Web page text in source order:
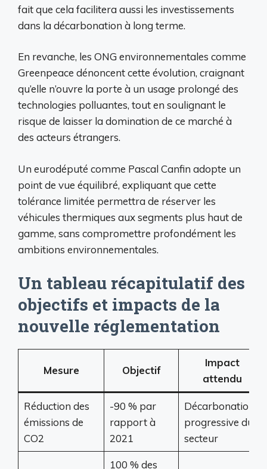
fait que cela facilitera aussi les investissements
dans la décarbonation à long terme.
En revanche, les ONG environnementales comme
Greenpeace dénoncent cette évolution, craignant
qu’elle n’ouvre la porte à un usage prolongé des
technologies polluantes, tout en soulignant le
risque de laisser la domination de ce marché à
des acteurs étrangers.
Un eurodéputé comme Pascal Canfin adopte un
point de vue équilibré, expliquant que cette
tolérance limitée permettra de réserver les
véhicules thermiques aux segments plus haut de
gamme, sans compromettre profondément les
ambitions environnementales.
Un tableau récapitulatif des
objectifs et impacts de la
nouvelle réglementation
Mesure Objectif
Impact
attendu
Réduction des
émissions de
CO2
-90 % par
rapport à
2021
Décarbonation
progressive du
secteur
100 % des